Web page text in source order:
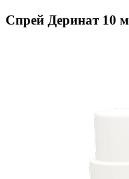
Спрей Деринат 10